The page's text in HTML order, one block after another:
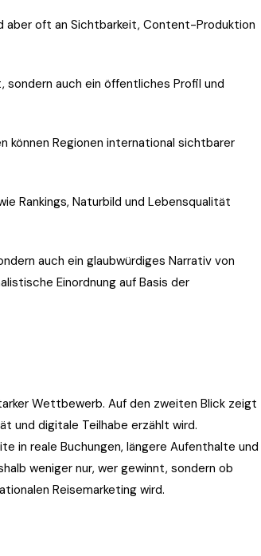
aber oft an Sichtbarkeit, Content-Produktion
auch ein öffentliches Profil und
können Regionen international sichtbarer
Rankings, Naturbild und Lebensqualität
auch ein glaubwürdiges Narrativ von
Einordnung auf Basis der
Wettbewerb. Auf den zweiten Blick zeigt
und digitale Teilhabe erzählt wird.
in reale Buchungen, längere Aufenthalte und
weniger nur, wer gewinnt, sondern ob
Reisemarketing wird.